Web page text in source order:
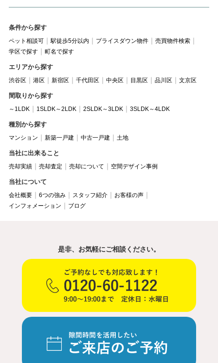
条件から探す
ペット相談可 駅徒歩5分以内 プライスダウン物件
売買物件検索
学区で探す
町名で探す
エリアから探す
渋谷区 港区 新宿区 千代田区 中央区 目黒区 品川区 文京区
間取りから探す
～1LDK 1SLDK～2LDK 2SLDK～3LDK 3SLDK～4LDK
種別から探す
マンション 新築一戸建 中古一戸建 土地
当社に出来ること
売却実績 売却査定 売却について 空間デザイン事例
当社について
会社概要 6つの強み スタッフ紹介
お客様の声
インフォメーション
ブログ
是非、お気軽にご相談ください。